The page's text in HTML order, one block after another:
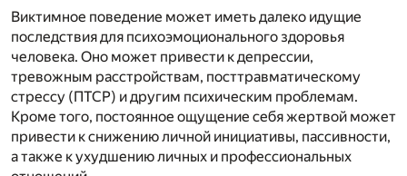
Виктимное поведение может иметь далеко идущие
последствия для психоэмоционального здоровья
человека. Оно может привести к депрессии,
тревожным расстройствам, посттравматическому
стрессу (ПТСР) и другим психическим проблемам.
Кроме того, постоянное ощущение себя жертвой может
привести к снижению личной инициативы, пассивности,
а также к ухудшению личных и профессиональных